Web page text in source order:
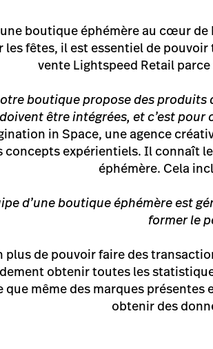
boutique éphémère au cœur de
les fêtes, il est essentiel de
vente Lightspeed Retail
boutique propose des
doivent être intégrées, et c’est pour
in Space, une agence
concepts expérientiels. Il connaît
éphémère. Cela
d’une boutique éphémère est
former le
plus de pouvoir faire des
obtenir toutes les
que même des marques
obtenir des